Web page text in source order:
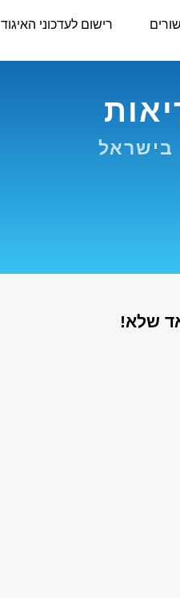
רישום לעדכוני האיגוד
בישראל
שלא!